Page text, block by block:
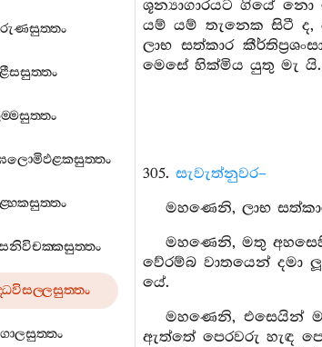
ශූන්‍යාගාරයට ගියේ
යම් යම් තැනෙක සිටී ද,
ලාභ සත්කාර
මෙසේ හික්මිය යුතු මැ යි.
305. සැවැත්නුවර–
මහණෙනි, ලාභ
මහණෙනි, මතු
වේරම්බ වාතයෙන් දමා
යේ.
මහණෙනි, එසෙයින් ම
ඇත්තේ පෙරවරු හැඳ